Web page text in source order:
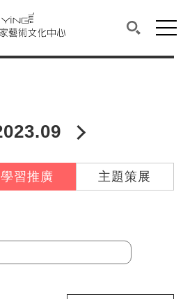
化中心
容區。
列有本網站主要連結。
文化中心
搜尋(開
網
主要內容區。
年08月
學習推廣 主題策展
分類